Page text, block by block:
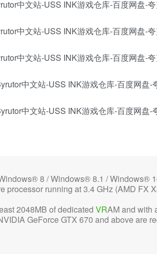
8 / Windows® 8.1 / Windows®
running at 3.4 GHz (AMD FX
2048MB of dedicated VRAM and with
GeForce GTX 670 and above are